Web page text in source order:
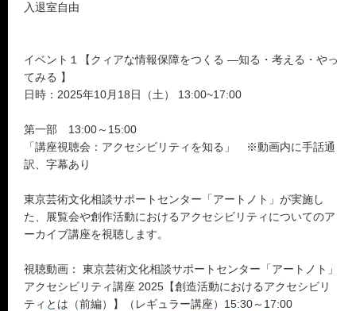
入退室自由
イベント１【クィアな情報保障をつくる ―知る・考える・やっ
てみる 】
日時：2025年10月18日（土） 13:00~17:00
第一部 13:00～15:00
「講座視聴会：アクセシビリティを知る」 ※動画内に手話通
訳、字幕あり
東京芸術文化相談サポートセンター「アートノト」が実施し
た、展覧会や創作活動におけるアクセシビリティについてのア
ーカイブ講座を視聴します。
視聴動画： 東京芸術文化相談サポートセンター「アートノト」
アクセシビリティ講座 2025【創造活動におけるアクセシビリ
ティとは（前編）】（レギュラー講座）15:30～17:00